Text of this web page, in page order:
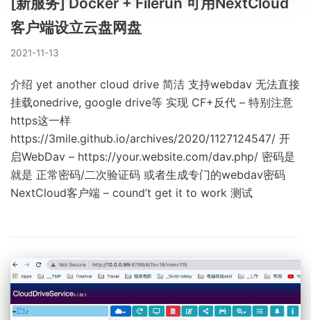
客户端设立云盘网盘
2021-11-13
介绍 yet another cloud drive 简洁 支持webdav 无法直接
挂载onedrive, google drive等 实现 CF+反代 – 特别注意
https这一样
https://3mile.github.io/archives/2020/1127124547/ 开
启WebDav – https://your.website.com/dav.php/ 密码是
就是 正常密码/二次验证码 或者生成专门的webdav密码
NextCloud客户端 – cound’t get it to work 测试